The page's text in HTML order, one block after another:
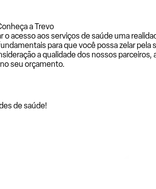
a Trevo
acesso aos serviços de saúde uma
para que você possa zelar
a qualidade dos nossos
seu orçamento.
de saúde!